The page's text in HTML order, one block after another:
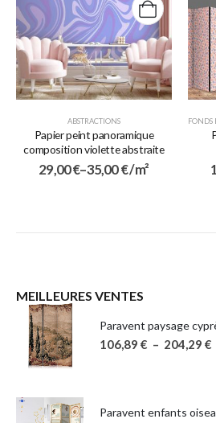
ABSTRACTIONS
Papier peint panoramique
composition violette abstraite
29,00€–35,00€/ m²
FONDS
MEILLEURES VENTES
Paravent paysage
106,89 € – 204,29 €
Paravent enfants